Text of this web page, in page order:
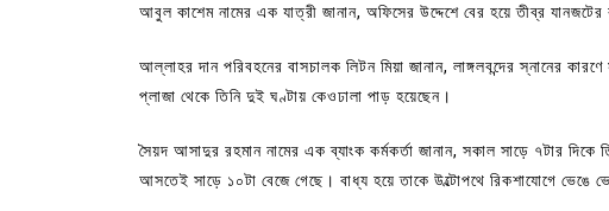
আবুল কাশেম নামের এক যাত্রী জানান, অফিসের উদ্দেশে বের হয়ে তীব্র
আল্লাহর দান পরিবহনের বাসচালক লিটন মিয়া জানান, লাঙ্গলবন্দের স্নানের
প্লাজা থেকে তিনি দুই ঘণ্টায় কেওঢালা পাড় হয়েছেন।
সৈয়দ আসাদুর রহমান নামের এক ব্যাংক কর্মকর্তা জানান, সকাল সাড়ে ৭টার দিকে
আসতেই সাড়ে ১০টা বেজে গেছে। বাধ্য হয়ে তাকে উল্টোপথে রিকশাযোগে ভেঙে